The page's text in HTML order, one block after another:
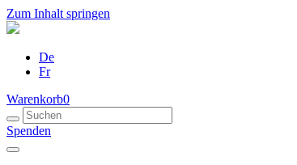
Zum Inhalt springen
De
Fr
Warenkorb0
Spenden